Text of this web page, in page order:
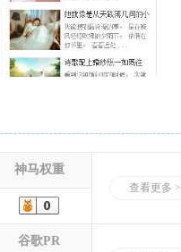
神马权重
查看更多 >
谷歌PR